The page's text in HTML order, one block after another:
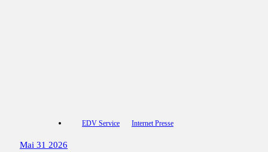
EDV Service Internet Presse
Mai 31 2026